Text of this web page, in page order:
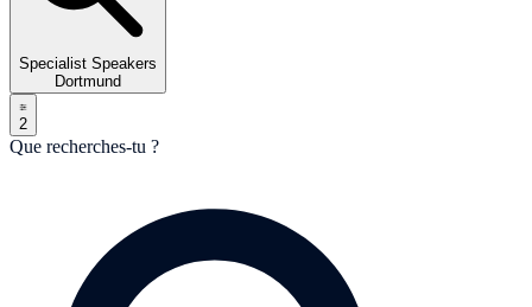
Specialist Speakers
Dortmund
2
Que recherches-tu ?